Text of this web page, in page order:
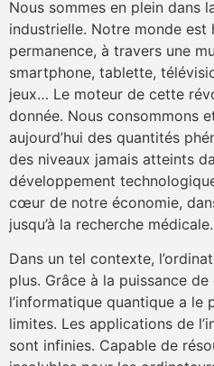
Nous sommes en plein dans
industrielle. Notre monde est
permanence, à travers une
smartphone, tablette,
jeux… Le moteur de cette
donnée. Nous consommons
aujourd’hui des quantités
des niveaux jamais atteints
développement
cœur de notre économie,
jusqu’à la recherche médicale.
Dans un tel contexte,
plus. Grâce à la puissance de
l’informatique quantique a le
limites. Les applications de
sont infinies. Capable de